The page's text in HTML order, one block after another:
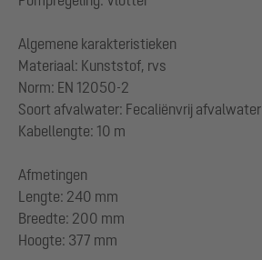
Algemene karakteristieken
Materiaal: Kunststof, rvs
Norm: EN 12050-2
Soort afvalwater: Fecaliënvrij afvalwater
Kabellengte: 10 m
Afmetingen
Lengte: 240 mm
Breedte: 200 mm
Hoogte: 377 mm